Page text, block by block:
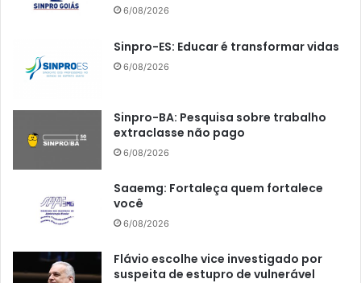
6/08/2026
Sinpro-ES: Educar é transformar vidas
6/08/2026
Sinpro-BA: Pesquisa sobre trabalho
extraclasse não pago
6/08/2026
Saaemg: Fortaleça quem fortalece
você
6/08/2026
Flávio escolhe vice investigado por
suspeita de estupro de vulnerável